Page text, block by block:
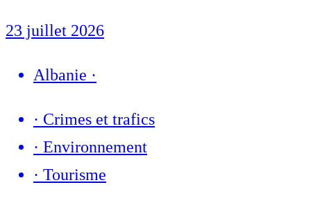
23 juillet 2026
Albanie ·
· Crimes et trafics
· Environnement
· Tourisme